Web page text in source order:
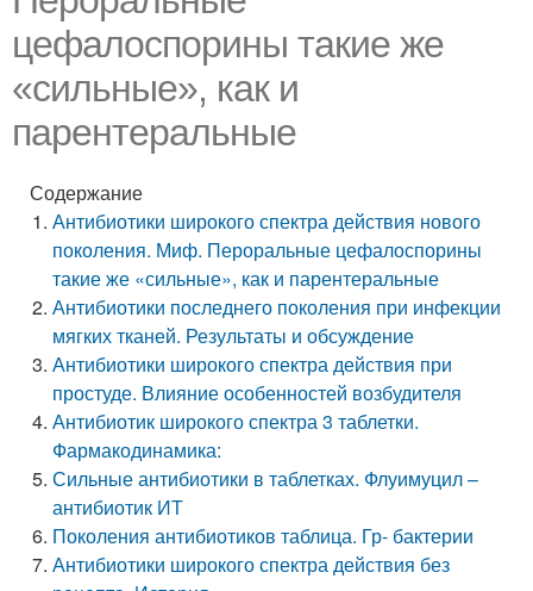
цефалоспорины такие же
«сильные», как и
парентеральные
Содержание
Антибиотики широкого спектра действия нового
поколения. Миф. Пероральные цефалоспорины
такие же «сильные», как и парентеральные
Антибиотики последнего поколения при инфекции
мягких тканей. Результаты и обсуждение
Антибиотики широкого спектра действия при
простуде. Влияние особенностей возбудителя
Антибиотик широкого спектра 3 таблетки.
Фармакодинамика:
Сильные антибиотики в таблетках. Флуимуцил –
антибиотик ИТ
Поколения антибиотиков таблица. Гр- бактерии
Антибиотики широкого спектра действия без